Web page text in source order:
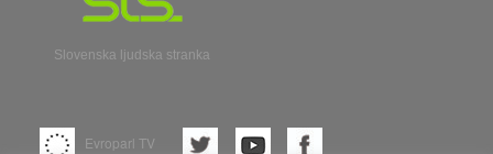
Slovenska ljudska stranka
Evroparl TV